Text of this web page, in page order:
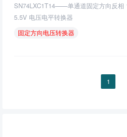
SN74LXC1T14——单通道固定方向反相
5.5V 电压电平转换器
固定方向电压转换器
1